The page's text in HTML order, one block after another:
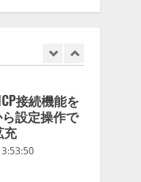
接続機能を
設定操作で
充